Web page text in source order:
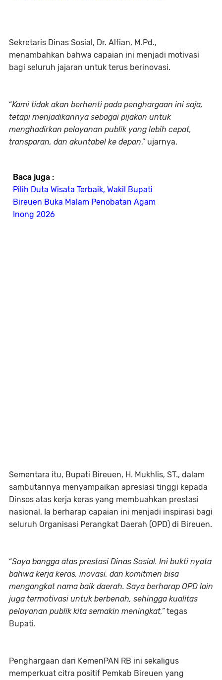
Sekretaris Dinas Sosial, Dr. Alfian, M.Pd.,
menambahkan bahwa capaian ini menjadi motivasi
bagi seluruh jajaran untuk terus berinovasi.
“Kami tidak akan berhenti pada penghargaan ini saja,
tetapi menjadikannya sebagai pijakan untuk
menghadirkan pelayanan publik yang lebih cepat,
transparan, dan akuntabel ke depan,” ujarnya.
Baca juga :
Pilih Duta Wisata Terbaik, Wakil Bupati
Bireuen Buka Malam Penobatan Agam
Inong 2026
Sementara itu, Bupati Bireuen, H. Mukhlis, ST., dalam
sambutannya menyampaikan apresiasi tinggi kepada
Dinsos atas kerja keras yang membuahkan prestasi
nasional. Ia berharap capaian ini menjadi inspirasi bagi
seluruh Organisasi Perangkat Daerah (OPD) di Bireuen.
“Saya bangga atas prestasi Dinas Sosial. Ini bukti nyata
bahwa kerja keras, inovasi, dan komitmen bisa
mengangkat nama baik daerah. Saya berharap OPD lain
juga termotivasi untuk berbenah, sehingga kualitas
pelayanan publik kita semakin meningkat,”tegas
Bupati.
Penghargaan dari KemenPAN RB ini sekaligus
memperkuat citra positif Pemkab Bireuen yang